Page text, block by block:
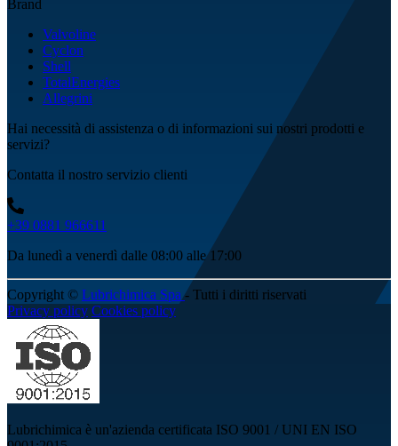
Brand
Valvoline
Cyclon
Shell
TotalEnergies
Allegrini
Hai necessità di assistenza o di informazioni sui nostri prodotti e
servizi?
Contatta il nostro servizio clienti
+39 0881 966611
Da lunedì a venerdì dalle 08:00 alle 17:00
Copyright © Lubrichimica Spa- Tutti i diritti riservati
Privacy policy Cookies policy
Lubrichimica è un'azienda certificata ISO 9001 / UNI EN ISO